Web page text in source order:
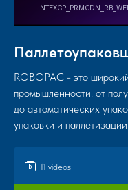
11 videos
ROBOPAC - это
промышленности: от
до автоматических
упаковки и